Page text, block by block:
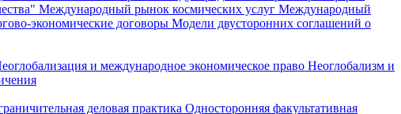
Международный рынок космических услуг Международный
экономические договоры Модели двусторонних соглашений о
и международное экономическое право Неоглобализм и
деловая практика Односторонняя факультативная